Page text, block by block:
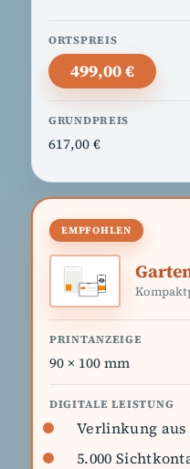
499,00 €
617,00 €
90 × 100 mm
Verlinkung aus
5.000